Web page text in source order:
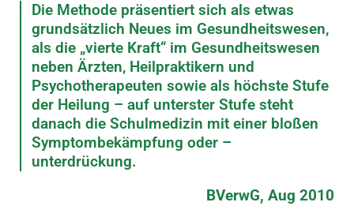
Die Methode präsentiert sich als etwas
grundsätzlich Neues im Gesundheitswesen,
als die „vierte Kraft“ im Gesundheitswesen
neben Ärzten, Heilpraktikern und
Psychotherapeuten sowie als höchste Stufe
der Heilung – auf unterster Stufe steht
danach die Schulmedizin mit einer bloßen
Symptombekämpfung oder –
unterdrückung.
BVerwG, Aug 2010